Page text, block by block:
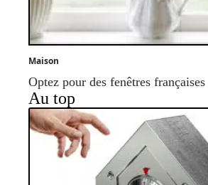
Maison
Optez pour des fenêtres françaises
Au top